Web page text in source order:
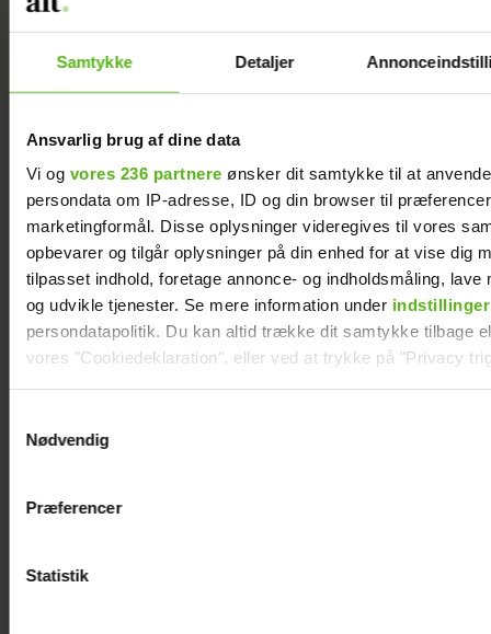
Samtykke Detaljer
Ansvarlig brug af dine data
Vi og vores 236 partnere ønsker dit samtykke til at
persondata om IP-adresse, ID og din browser til
marketingformål. Disse oplysninger videregives til vores
opbevarer og tilgår oplysninger på din enhed for at vise dig
tilpasset indhold, foretage annonce- og indholdsmåling, lave
og udvikle tjenester. Se mere information under indstillinger
persondatapolitik. Du kan altid trække dit samtykke tilbage
vores "Cookiedeklaration", eller ved at trykke på "Privacy
Vi anvender egne cookies og cookies fra tredjeparter til at
generere statistik og huske dine præferencer samt til brug
Nødvendig
Præferencer
Statistik
Albert Harson åbner op: Sådan var det at
kysse en mand